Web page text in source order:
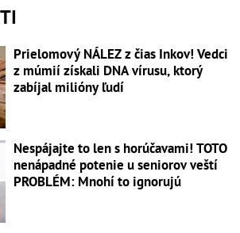
Prielomový NÁLEZ z čias Inkov! Vedci
z múmií získali DNA vírusu, ktorý
zabíjal milióny ľudí
Nespájajte to len s horúčavami! TOTO
nenápadné potenie u seniorov veští
PROBLÉM: Mnohí to ignorujú